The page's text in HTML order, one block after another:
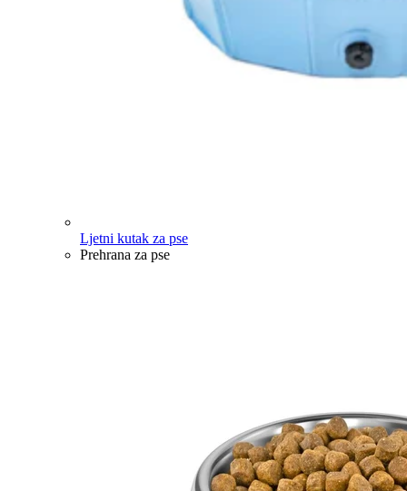
Ljetni kutak za pse
Prehrana za pse